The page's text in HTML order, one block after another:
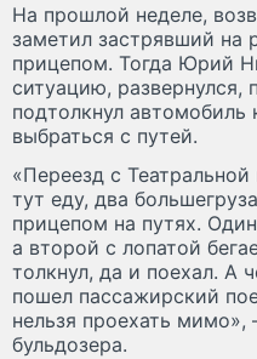
На прошлой неделе,
заметил застрявший на
прицепом. Тогда Юрий
ситуацию, развернулся,
подтолкнул
выбраться с путей.
«Переезд с
тут еду, два
прицепом на путях.
а второй с лопатой
толкнул, да и поехал. А
пошел пассажирский
нельзя проехать
бульдозера.